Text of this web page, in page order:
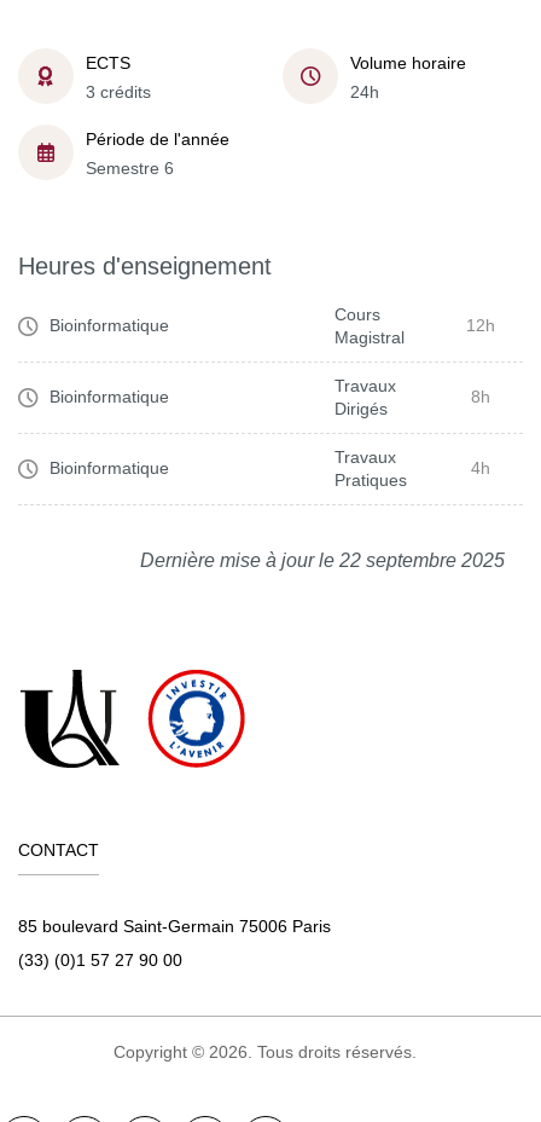
ECTS
3 crédits
Volume horaire
24h
Période de l'année
Semestre 6
Heures d'enseignement
Bioinformatique
Cours
Magistral
12h
Bioinformatique
Travaux
Dirigés
8h
Bioinformatique
Travaux
Pratiques
4h
Dernière mise à jour le 22 septembre 2025
CONTACT
85 boulevard Saint-Germain 75006 Paris
(33) (0)1 57 27 90 00
Copyright © 2026. Tous droits réservés.